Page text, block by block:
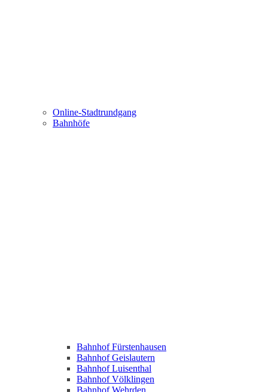
Online-Stadtrundgang
Bahnhöfe
Bahnhof Fürstenhausen
Bahnhof Geislautern
Bahnhof Luisenthal
Bahnhof Völklingen